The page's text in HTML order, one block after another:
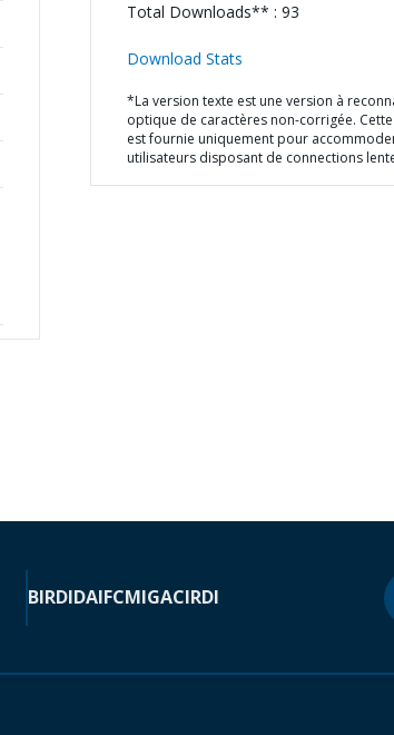
Total Downloads** : 93
Download Stats
*La version texte est une version à
optique de caractères non-corrigée.
est fournie uniquement pour
utilisateurs disposant de connections
BIRDIDAIFCMIGACIRDI